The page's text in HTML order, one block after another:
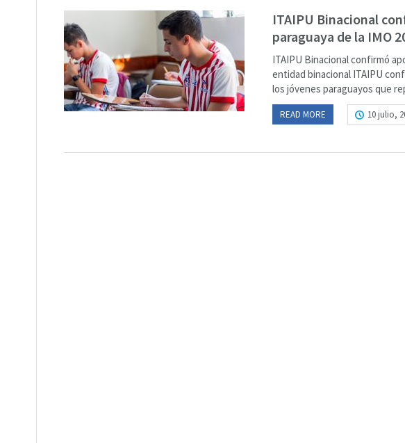
ITAIPU Binacional
paraguaya de la IMO
ITAIPU Binacional confirmó
entidad binacional ITAIPU
los jóvenes paraguayos que
READ MORE 10 julio,